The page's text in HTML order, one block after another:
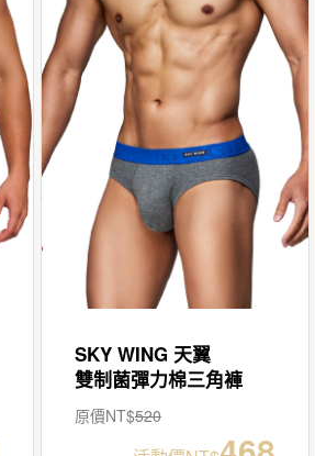
SKY WING 天翼
雙制菌彈力棉三角褲
原價NT$520